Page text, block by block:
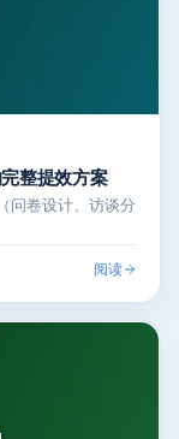
整提效方案
问卷设计、访谈分
阅读